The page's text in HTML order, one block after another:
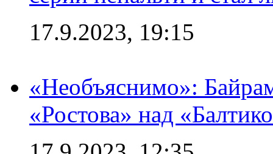
17.9.2023, 19:15
«Необъяснимо»:
«Ростова» над